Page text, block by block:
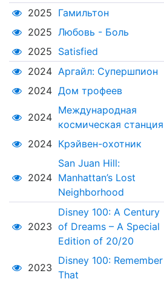
2025 Гамильтон
2025 Любовь - Боль
2025 Satisfied
2024 Аргайл: Супершпион
2024 Дом трофеев
2024
Международная
космическая станция
2024 Крэйвен-охотник
2024
San Juan Hill:
Manhattan’s Lost
Neighborhood
2023
Disney 100: A Century
of Dreams – A Special
Edition of 20/20
2023
Disney 100: Remember
That